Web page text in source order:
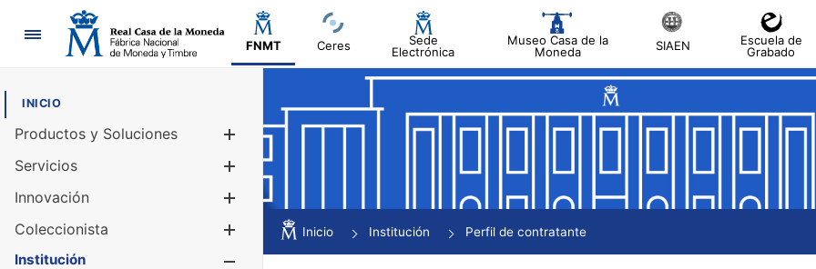
Navegación
FNMT Ceres
Sede
Electrónica
Museo Casa de la
Moneda
SIAEN
Escuela de
Grabado
INICIO
Productos y Soluciones
Mostrar/Ocultar
Servicios
Innovación
Coleccionista
Mostrar/Ocultar
Institución
Inicio Institución Perfil de contratante